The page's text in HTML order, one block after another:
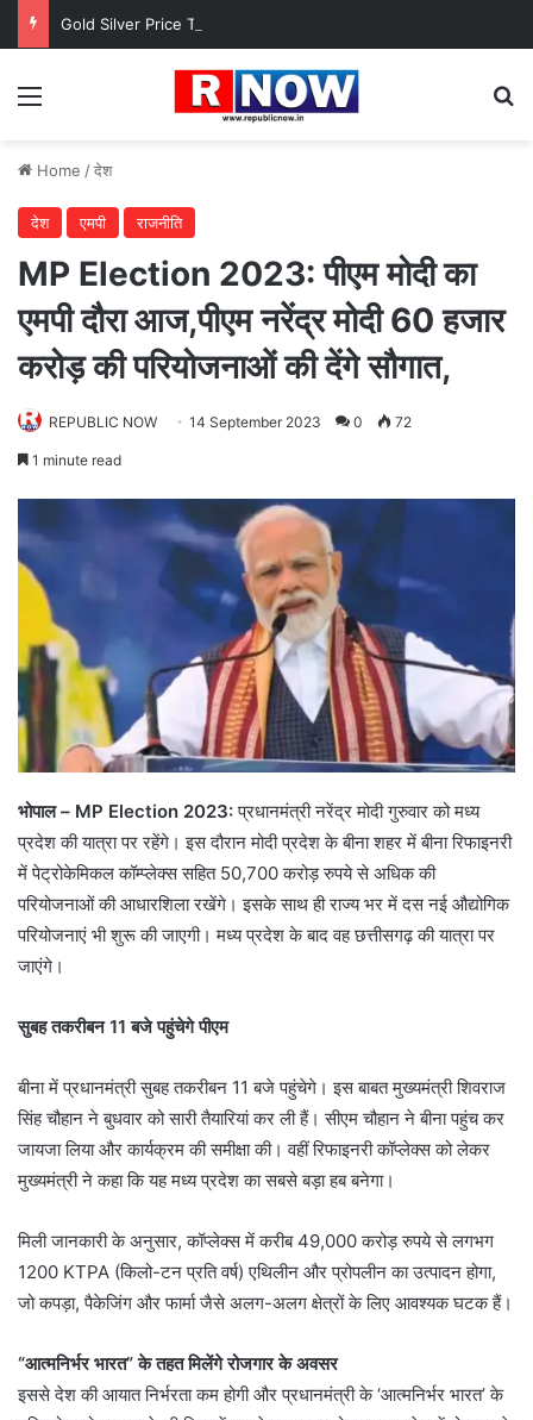
Menu
Home /देश
देश एमपी राजनीति
MP Election 2023: पीएम मोदी का
एमपी दौरा आज,पीएम नरेंद्र मोदी 60 हजार
करोड़ की परियोजनाओं की देंगे सौगात,
REPUBLIC NOW 14 September 2023 0 72
1 minute read
भोपाल – MP Election 2023:प्रधानमंत्री नरेंद्र मोदी गुरुवार को मध्य
प्रदेश की यात्रा पर रहेंगे। इस दौरान मोदी प्रदेश के बीना शहर में बीना रिफाइनरी
में पेट्रोकेमिकल कॉम्प्लेक्स सहित 50,700 करोड़ रुपये से अधिक की
परियोजनाओं की आधारशिला रखेंगे। इसके साथ ही राज्य भर में दस नई औद्योगिक
परियोजनाएं भी शुरू की जाएगी। मध्य प्रदेश के बाद वह छत्तीसगढ़ की यात्रा पर
जाएंगे।
सुबह तकरीबन 11 बजे पहुंचेगे पीएम
बीना में प्रधानमंत्री सुबह तकरीबन 11 बजे पहुंचेगे। इस बाबत मुख्यमंत्री शिवराज
सिंह चौहान ने बुधवार को सारी तैयारियां कर ली हैं। सीएम चौहान ने बीना पहुंच कर
जायजा लिया और कार्यक्रम की समीक्षा की। वहीं रिफाइनरी कॉप्लेक्स को लेकर
मुख्यमंत्री ने कहा कि यह मध्य प्रदेश का सबसे बड़ा हब बनेगा।
मिली जानकारी के अनुसार, कॉप्लेक्स में करीब 49,000 करोड़ रुपये से लगभग
1200 KTPA (किलो-टन प्रति वर्ष) एथिलीन और प्रोपलीन का उत्पादन होगा,
जो कपड़ा, पैकेजिंग और फार्मा जैसे अलग-अलग क्षेत्रों के लिए आवश्यक घटक हैं।
“आत्मनिर्भर भारत” के तहत मिलेंगे रोजगार के अवसर
इससे देश की आयात निर्भरता कम होगी और प्रधानमंत्री के ‘आत्मनिर्भर भारत’ के